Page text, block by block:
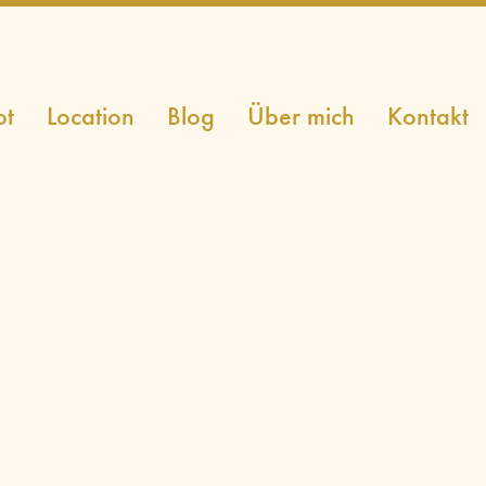
Location Blog Über mich Kontakt